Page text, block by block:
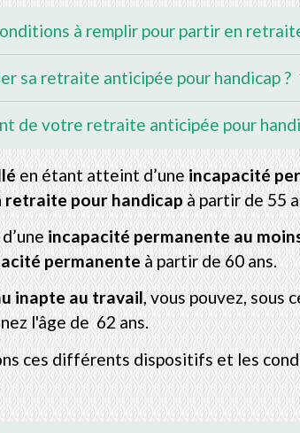
à remplir pour partir en
sa retraite anticipée pour handicap ?
de votre retraite anticipée pour
en étant atteint d’uneincapacité
retraite pour handicapà partir de 55
incapacité permanente au
permanenteà partir de 60 ans.
inapte au travail, vous pouvez, sous
l'âge de 62 ans.
ces différents dispositifs et les